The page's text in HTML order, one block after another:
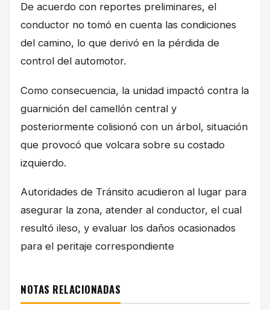
De acuerdo con reportes preliminares, el
conductor no tomó en cuenta las condiciones
del camino, lo que derivó en la pérdida de
control del automotor.
Como consecuencia, la unidad impactó contra la
guarnición del camellón central y
posteriormente colisionó con un árbol, situación
que provocó que volcara sobre su costado
izquierdo.
Autoridades de Tránsito acudieron al lugar para
asegurar la zona, atender al conductor, el cual
resultó ileso, y evaluar los daños ocasionados
para el peritaje correspondiente
NOTAS RELACIONADAS